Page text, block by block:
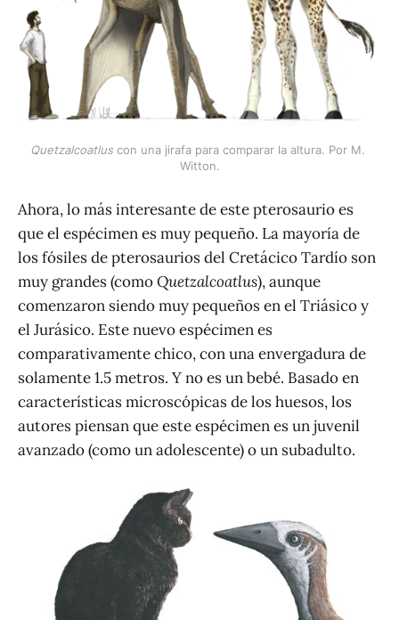
Quetzalcoatlus con una jirafa para comparar la altura. Por M.
Witton.
Ahora, lo más interesante de este pterosaurio es
que el espécimen es muy pequeño. La mayoría de
los fósiles de pterosaurios del Cretácico Tardío son
muy grandes (comoQuetzalcoatlus), aunque
comenzaron siendo muy pequeños en el Triásico y
el Jurásico. Este nuevo espécimen es
comparativamente chico, con una envergadura de
solamente 1.5 metros. Y no es un bebé. Basado en
características microscópicas de los huesos, los
autores piensan que este espécimen es un juvenil
avanzado (como un adolescente) o un subadulto.